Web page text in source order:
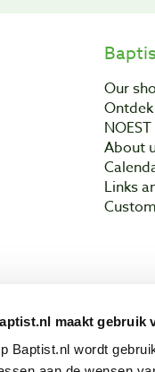
maakt gebruik
Baptist.nl wordt
Our
NOEST
About
Links
Copyright ©